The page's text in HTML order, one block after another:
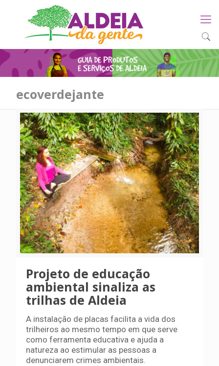
ecoverdejante
Projeto de educação
ambiental sinaliza as
trilhas de Aldeia
A instalação de placas facilita a vida dos
trilheiros ao mesmo tempo em que serve
como ferramenta educativa e ajuda a
natureza ao estimular as pessoas a
denunciarem crimes ambientais.